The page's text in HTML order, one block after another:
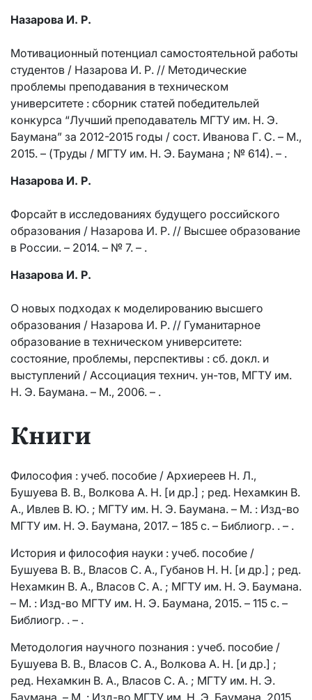
Назарова И. Р.
Мотивационный потенциал самостоятельной работы
студентов / Назарова И. Р. // Методические
проблемы преподавания в техническом
университете : сборник статей победительлей
конкурса “Лучший преподаватель МГТУ им. Н. Э.
Баумана” за 2012-2015 годы / сост. Иванова Г. С. – М.,
2015. – (Труды / МГТУ им. Н. Э. Баумана ; № 614). – .
Назарова И. Р.
Форсайт в исследованиях будущего российского
образования / Назарова И. Р. // Высшее образование
в России. – 2014. – № 7. – .
Назарова И. Р.
О новых подходах к моделированию высшего
образования / Назарова И. Р. // Гуманитарное
образование в техническом университете:
состояние, проблемы, перспективы : сб. докл. и
выступлений / Ассоциация технич. ун-тов, МГТУ им.
Н. Э. Баумана. – М., 2006. – .
Книги
Философия : учеб. пособие / Архиереев Н. Л.,
Бушуева В. В., Волкова А. Н. [и др.] ; ред. Нехамкин В.
А., Ивлев В. Ю. ; МГТУ им. Н. Э. Баумана. – М. : Изд-во
МГТУ им. Н. Э. Баумана, 2017. – 185 с. – Библиогр. . – .
История и философия науки : учеб. пособие /
Бушуева В. В., Власов С. А., Губанов Н. Н. [и др.] ; ред.
Нехамкин В. А., Власов С. А. ; МГТУ им. Н. Э. Баумана.
– М. : Изд-во МГТУ им. Н. Э. Баумана, 2015. – 115 с. –
Библиогр. . – .
Методология научного познания : учеб. пособие /
Бушуева В. В., Власов С. А., Волкова А. Н. [и др.] ;
ред. Нехамкин В. А., Власов С. А. ; МГТУ им. Н. Э.